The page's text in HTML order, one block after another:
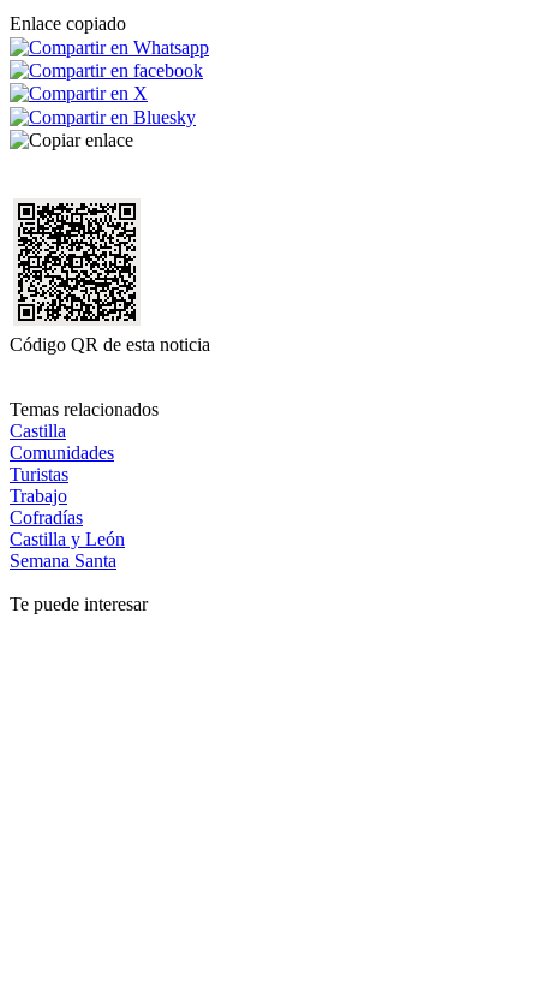
Enlace copiado
Código QR de esta noticia
Temas relacionados
Castilla
Comunidades
Turistas
Trabajo
Cofradías
Castilla y León
Semana Santa
Te puede interesar